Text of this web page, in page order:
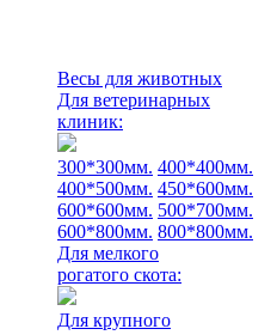
Весы для животных
Для ветеринарных
клиник:
300*300мм. 400*400мм.
400*500мм. 450*600мм.
600*600мм. 500*700мм.
600*800мм. 800*800мм.
Для мелкого
рогатого скота:
Для крупного